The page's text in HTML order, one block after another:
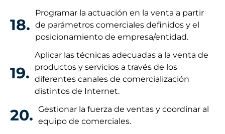
18.
Programar la actuación en la venta a partir
de parámetros comerciales definidos y el
posicionamiento de empresa/entidad.
19.
Aplicar las técnicas adecuadas a la venta de
productos y servicios a través de los
diferentes canales de comercialización
distintos de Internet.
20. Gestionar la fuerza de ventas y coordinar al
equipo de comerciales.